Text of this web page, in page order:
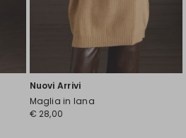
Nuovi Arrivi
Maglia in lana
€ 28,00